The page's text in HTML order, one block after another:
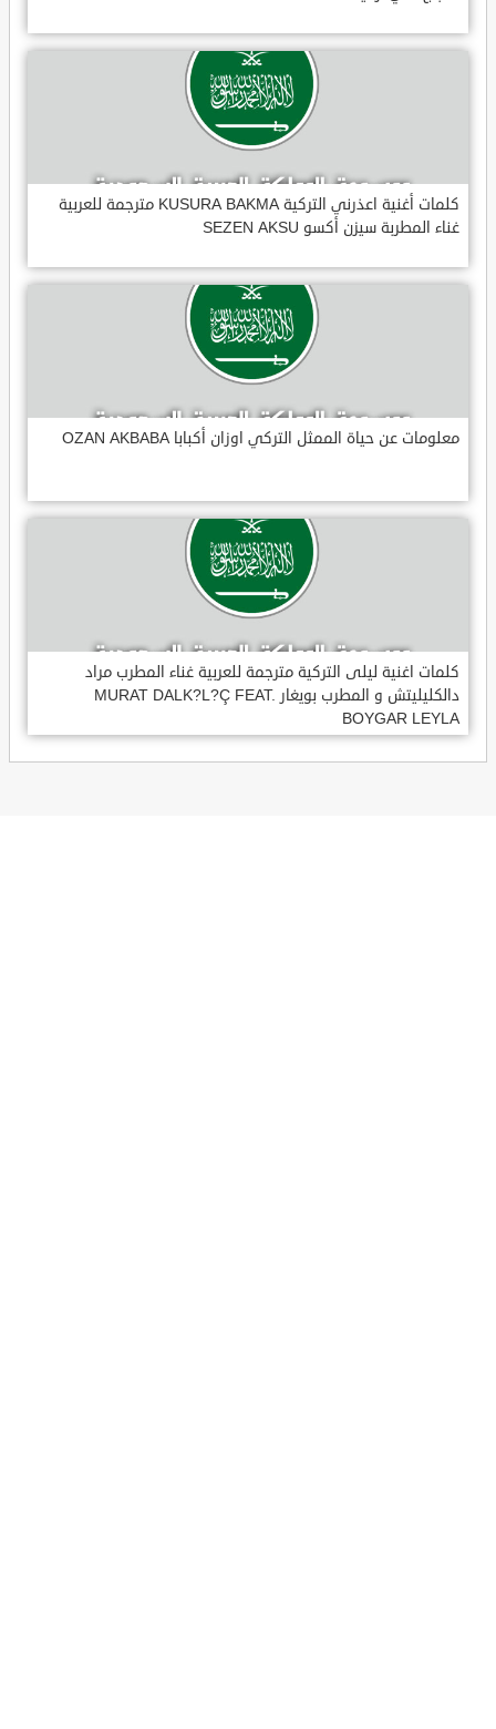
كلمات أغنية اعذرني التركية KUSURA BAKMA مترجمة للعربية
غناء المطربة سيزن أكسو SEZEN AKSU
معلومات عن حياة الممثل التركي اوزان أكبابا OZAN AKBABA
كلمات اغنية ليلى التركية مترجمة للعربية غناء المطرب مراد
دالكليليتش و المطرب بويغار MURAT DALK?L?Ç FEAT.
BOYGAR LEYLA